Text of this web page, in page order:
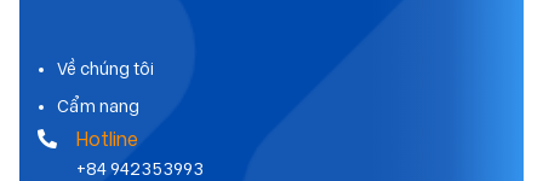
Về chúng tôi
Cẩm nang
Hotline
+84 942353993